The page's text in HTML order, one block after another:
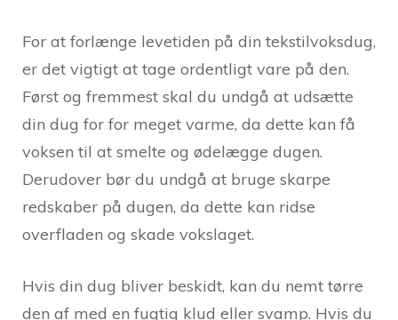
For at forlænge levetiden på din tekstilvoksdug,
er det vigtigt at tage ordentligt vare på den.
Først og fremmest skal du undgå at udsætte
din dug for for meget varme, da dette kan få
voksen til at smelte og ødelægge dugen.
Derudover bør du undgå at bruge skarpe
redskaber på dugen, da dette kan ridse
overfladen og skade vokslaget.
Hvis din dug bliver beskidt, kan du nemt tørre
den af med en fugtig klud eller svamp. Hvis du